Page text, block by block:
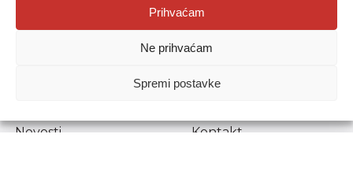
Prihvaćam
Ne prihvaćam
Spremi postavke
Agencija za odgoj i obrazovanje
Donje Svetice 38, 10000 Zagreb
1778129
Prenošenje sadržaja dopušteno je uz navođenje izvora.
Novosti
Kontakt